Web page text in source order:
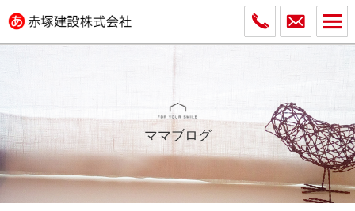
ママブログ